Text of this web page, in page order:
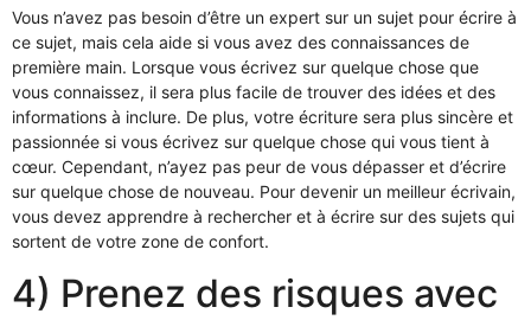
Vous n’avez pas besoin d’être un expert sur un sujet pour écrire à
ce sujet, mais cela aide si vous avez des connaissances de
première main. Lorsque vous écrivez sur quelque chose que
vous connaissez, il sera plus facile de trouver des idées et des
informations à inclure. De plus, votre écriture sera plus sincère et
passionnée si vous écrivez sur quelque chose qui vous tient à
cœur. Cependant, n’ayez pas peur de vous dépasser et d’écrire
sur quelque chose de nouveau. Pour devenir un meilleur écrivain,
vous devez apprendre à rechercher et à écrire sur des sujets qui
sortent de votre zone de confort.
4) Prenez des risques avec